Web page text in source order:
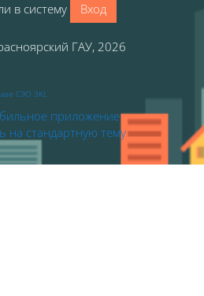
в систему Вход
ГАУ, 2026
СЭО 3KL
приложение
на стандартную тему